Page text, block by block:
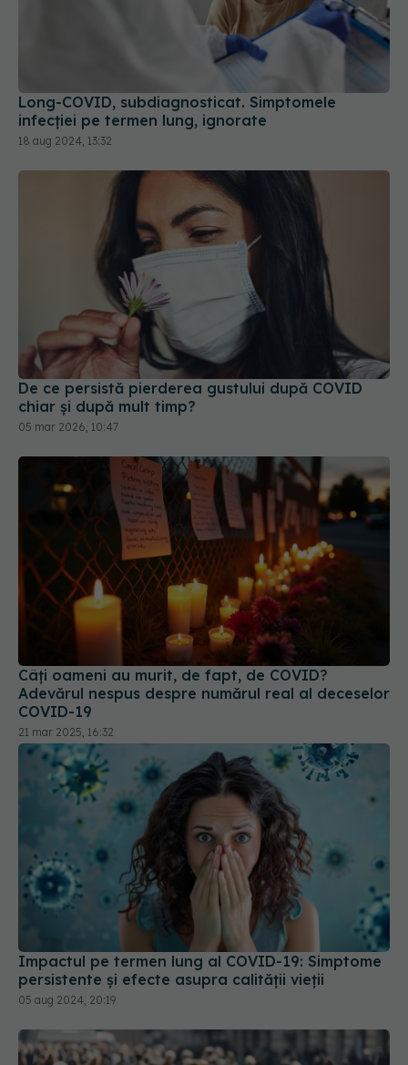
Long-COVID, subdiagnosticat. Simptomele
infecției pe termen lung, ignorate
18 aug 2024, 13:32
De ce persistă pierderea gustului după COVID
chiar și după mult timp?
05 mar 2026, 10:47
Câți oameni au murit, de fapt, de COVID?
Adevărul nespus despre numărul real al deceselor
COVID-19
21 mar 2025, 16:32
Impactul pe termen lung al COVID-19: Simptome
persistente și efecte asupra calității vieții
05 aug 2024, 20:19